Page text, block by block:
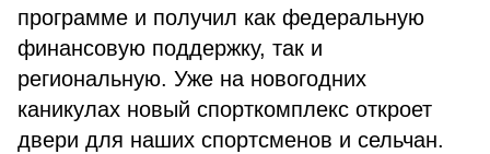
программе и получил как федеральную
финансовую поддержку, так и
региональную. Уже на новогодних
каникулах новый спорткомплекс откроет
двери для наших спортсменов и сельчан.